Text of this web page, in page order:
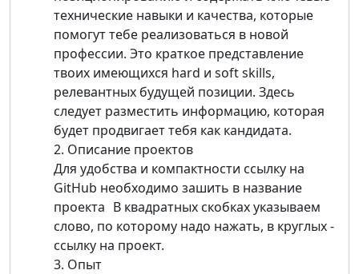
технические навыки и качества, которые
помогут тебе реализоваться в новой
профессии. Это краткое представление
твоих имеющихся hard и soft skills,
релевантных будущей позиции. Здесь
следует разместить информацию, которая
будет продвигает тебя как кандидата.
2. Описание проектов
Для удобства и компактности ссылку на
GitHub необходимо зашить в название
проекта В квадратных скобках указываем
слово, по которому надо нажать, в круглых -
ссылку на проект.
3. Опыт